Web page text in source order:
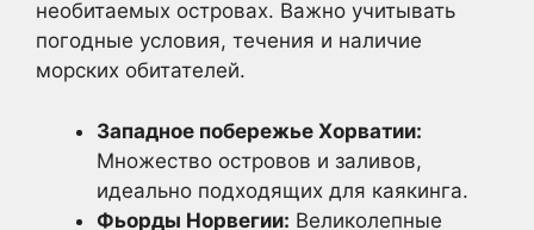
необитаемых островах. Важно учитывать
погодные условия, течения и наличие
морских обитателей.
Западное побережье Хорватии:
Множество островов и заливов,
идеально подходящих для каякинга.
Фьорды Норвегии: Великолепные